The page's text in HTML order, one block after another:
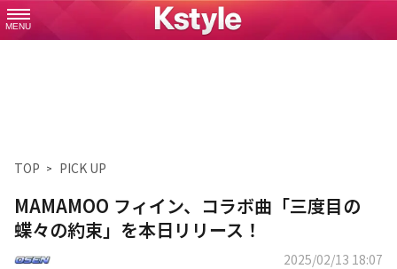
MENU
TOP PICK UP
MAMAMOO フィイン、コラボ曲「三度目の
蝶々の約束」を本日リリース！
2025/02/13 18:07